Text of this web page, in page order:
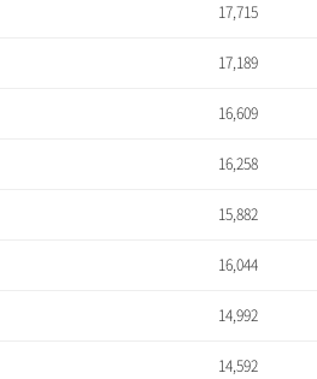
17,715
17,189
16,609
16,258
15,882
16,044
14,992
14,592